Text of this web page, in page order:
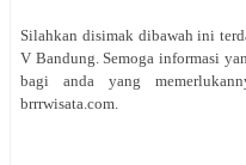
Silahkan disimak dibawah ini
V Bandung. Semoga informasi
bagi anda yang
brrrwisata.com.